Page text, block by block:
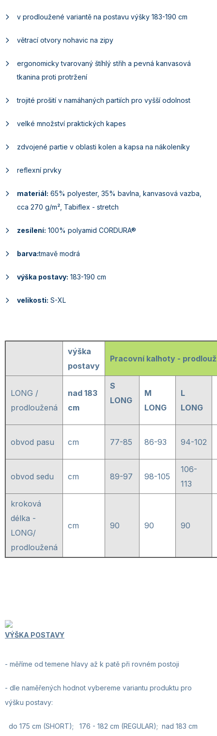
v prodloužené variantě na postavu výšky 183-190 cm
větrací otvory nohavic na zipy
ergonomicky tvarovaný štíhlý střih a pevná kanvasová
tkanina proti protržení
trojité prošití v namáhaných partiích pro vyšší odolnost
velké množství praktických kapes
zdvojené partie v oblasti kolen a kapsa na nákoleníky
reflexní prvky
materiál: 65% polyester, 35% bavlna, kanvasová vazba,
cca 270 g/m², Tabiflex - stretch
zesílení: 100% polyamid CORDURA®
barva:tmavě modrá
výška postavy: 183-190 cm
velikosti: S-XL
výška
postavy
Pracovní kalhoty -
LONG /
prodloužená
nad 183
cm
S
LONG
M
LONG
L
LONG
obvod pasu cm 77-85 86-93 94-102
obvod sedu cm 89-97 98-105
106-
113
kroková
délka -
LONG/
prodloužená
cm 90 90 90
VÝŠKA POSTAVY
- měříme od temene hlavy až k patě při rovném postoji
- dle naměřených hodnot vybereme variantu produktu pro
výšku postavy:
do 175 cm (SHORT); 176 - 182 cm (REGULAR); nad 183 cm